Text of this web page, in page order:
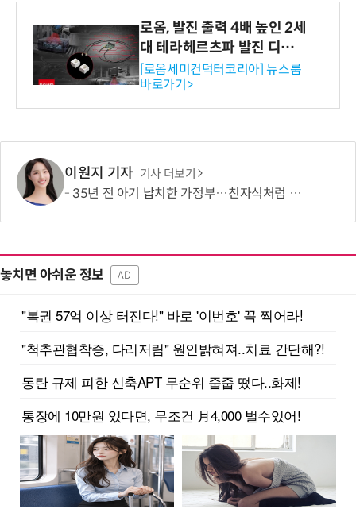
로옴, 발진 출력 4배 높인 2세
대 테라헤르츠파 발진 디바이
스 개발
[로옴세미컨덕터코리아] 뉴스룸
바로가기>
이원지 기자 기사 더보기
35년 전 아기 납치한 가정부…친자식처럼 키워서? '징역 3년' 논란
놓치면 아쉬운 정보 AD